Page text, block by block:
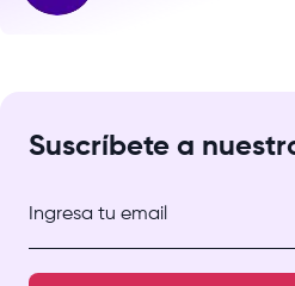
Suscríbete a
Ingresa tu email